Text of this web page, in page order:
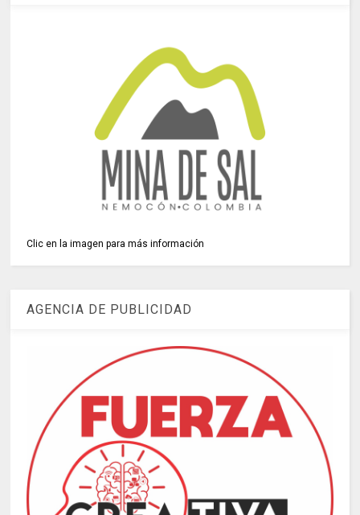
Clic en la imagen para más información
AGENCIA DE PUBLICIDAD